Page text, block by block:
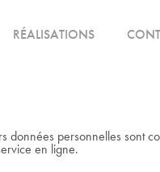
RÉALISATIONS
personnelles sont
en ligne.